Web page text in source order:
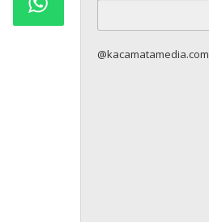
@kacamatamedia.com